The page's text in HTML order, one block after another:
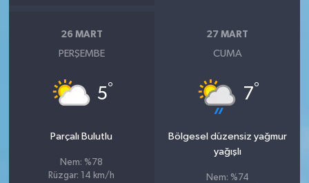
26 MART
PERŞEMBE
5°
Parçalı Bulutlu
Nem: %78
Rüzgar: 14 km/h
27 MART
CUMA
7°
Bölgesel düzensiz yağmur
yağışlı
Nem: %74